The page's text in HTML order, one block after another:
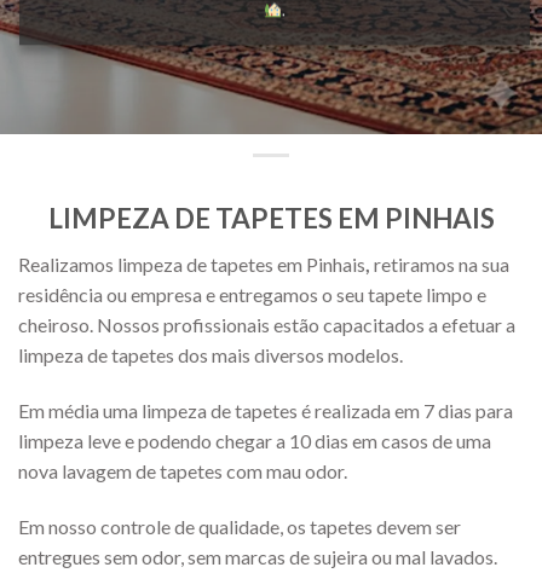
.
LIMPEZA DE TAPETES EM PINHAIS
Realizamos limpeza de tapetes em Pinhais, retiramos na sua
residência ou empresa e entregamos o seu tapete limpo e
cheiroso. Nossos profissionais estão capacitados a efetuar a
limpeza de tapetes dos mais diversos modelos.
Em média uma limpeza de tapetes é realizada em 7 dias para
limpeza leve e podendo chegar a 10 dias em casos de uma
nova lavagem de tapetes com mau odor.
Em nosso controle de qualidade, os tapetes devem ser
entregues sem odor, sem marcas de sujeira ou mal lavados.